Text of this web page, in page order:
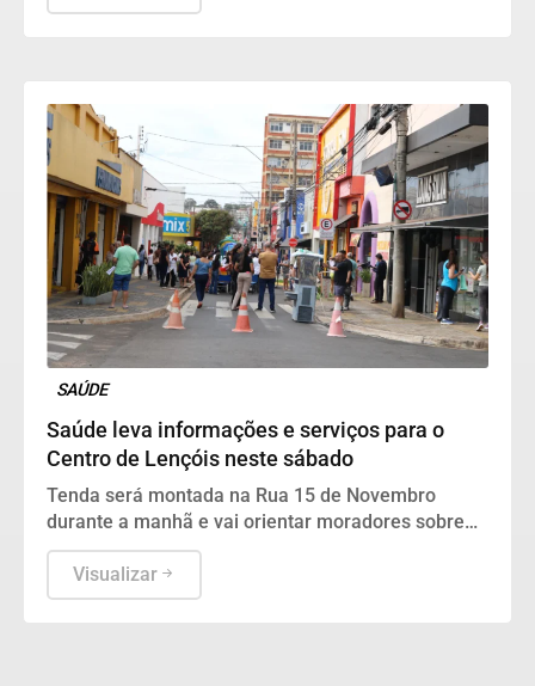
SAÚDE
Saúde leva informações e serviços para o
Centro de Lençóis neste sábado
Tenda será montada na Rua 15 de Novembro
durante a manhã e vai orientar moradores sobre
unidades de saúde, atendimento e cuidados
básicos
Visualizar